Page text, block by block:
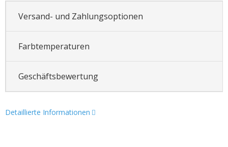
Versand- und Zahlungsoptionen
Farbtemperaturen
Geschäftsbewertung
Detaillierte Informationen